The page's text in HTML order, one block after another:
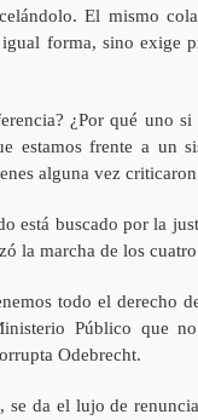
El mismo
forma, sino exige
¿Por qué uno
estamos frente a un
alguna vez
está buscado por la
la marcha de los
todo el derecho
Público que
Odebrecht.
se da el lujo de